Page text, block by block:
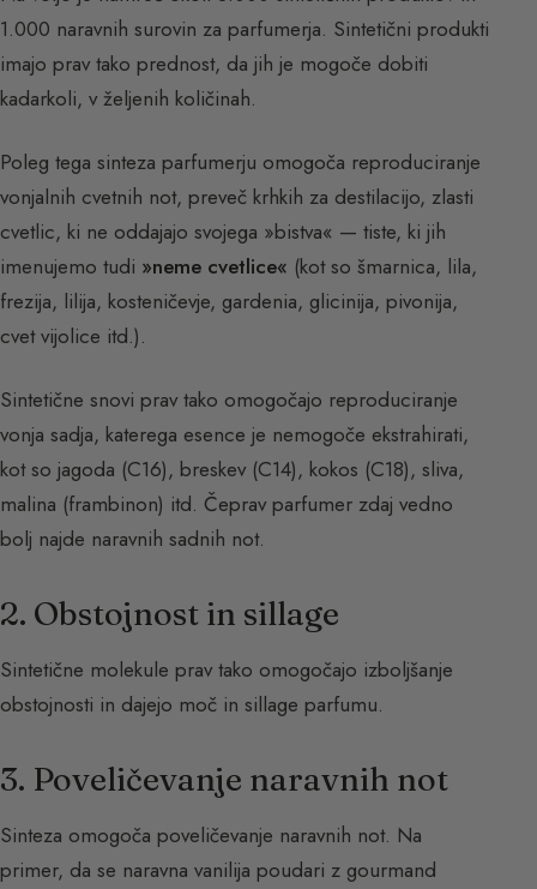
1.000 naravnih surovin za parfumerja. Sintetični produkti
imajo prav tako prednost, da jih je mogoče dobiti
kadarkoli, v željenih količinah.
Poleg tega sinteza parfumerju omogoča reproduciranje
vonjalnih cvetnih not, preveč krhkih za destilacijo, zlasti
cvetlic, ki ne oddajajo svojega »bistva« — tiste, ki jih
imenujemo tudi »neme cvetlice« (kot so šmarnica, lila,
frezija, lilija, kosteničevje, gardenia, glicinija, pivonija,
cvet vijolice itd.).
Sintetične snovi prav tako omogočajo reproduciranje
vonja sadja, katerega esence je nemogoče ekstrahirati,
kot so jagoda (C16), breskev (C14), kokos (C18), sliva,
malina (frambinon) itd. Čeprav parfumer zdaj vedno
bolj najde naravnih sadnih not.
2. Obstojnost in sillage
Sintetične molekule prav tako omogočajo izboljšanje
obstojnosti in dajejo moč in sillage parfumu.
3. Poveličevanje naravnih not
Sinteza omogoča poveličevanje naravnih not. Na
primer, da se naravna vanilija poudari z gourmand